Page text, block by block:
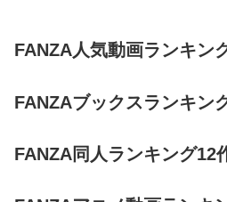
FANZA人気動画ランキン
FANZAブックスランキン
FANZA同人ランキング12